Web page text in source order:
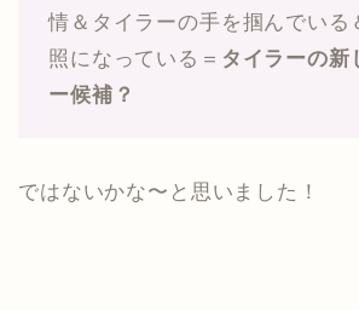
情＆タイラーの手を掴んでいる
照になっている＝ タイラーの新
ー候補？
ではないかな〜と思いました！